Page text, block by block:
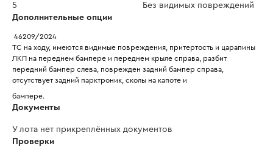
5
Без видимых повреждений
Дополнительные опции
46209/2024
ТС на ходу, имеются видимые повреждения, притертость и царапины
ЛКП на переднем бампере и переднем крыле справа, разбит
передний бампер слева, поврежден задний бампер справа,
отсутствует задний парктроник, сколы на капоте и
бампере.
Документы
У лота нет прикреплённых документов
Проверки